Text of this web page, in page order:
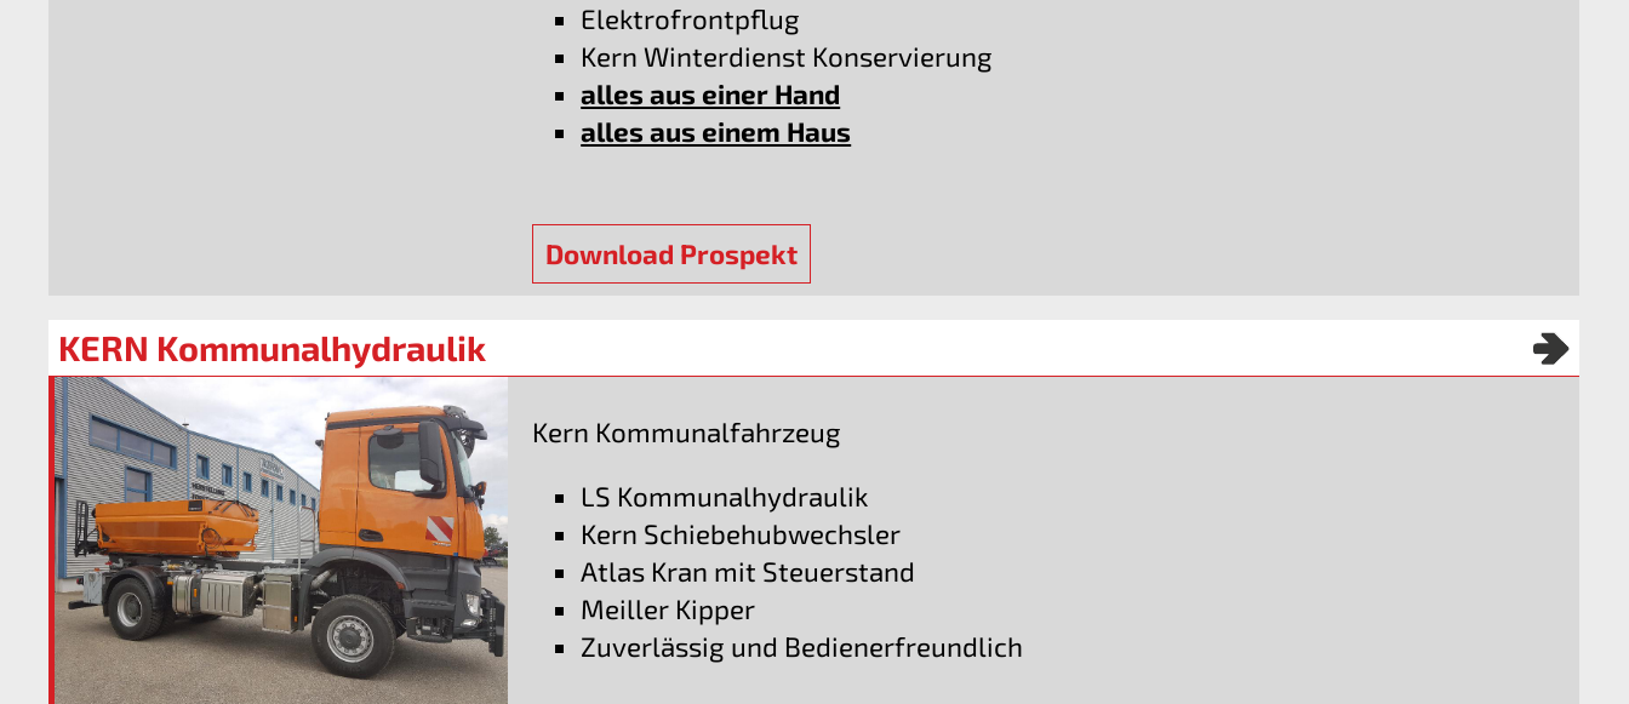
Elektrofrontpflug
Kern Winterdienst Konservierung
alles aus einer Hand
alles aus einem Haus
Download Prospekt
KERN Kommunalhydraulik
Kern Kommunalfahrzeug
LS Kommunalhydraulik
Kern Schiebehubwechsler
Atlas Kran mit Steuerstand
Meiller Kipper
Zuverlässig und Bedienerfreundlich